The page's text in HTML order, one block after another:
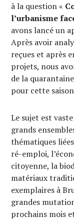
à la question «
l’urbanisme
avons lancé un
Après avoir
reçues et après
projets, nous
de la
pour cette
Le sujet est
grands
thématiques
ré-emploi,
citoyenne, la
matériaux
exemplaires à
grandes
prochains mois